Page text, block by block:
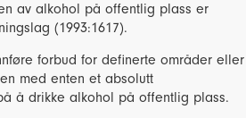
av alkohol på offentlig plass er
(1993:1617).
forbud for definerte områder eller
med enten et absolutt
å drikke alkohol på offentlig plass.